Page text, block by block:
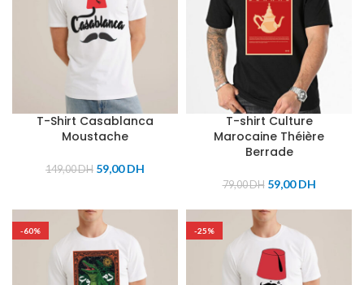
T-Shirt Casablanca
Moustache
149,00DH 59,00DH
T-shirt Culture
Marocaine Théière
Berrade
79,00DH 59,00DH
-60% -25%